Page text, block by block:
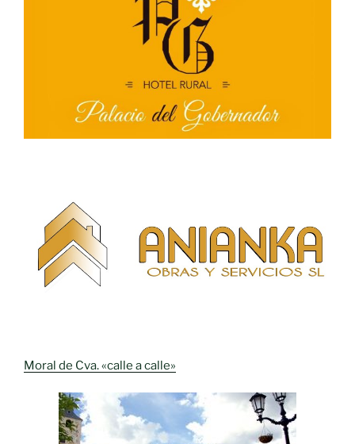
Moral de Cva. «calle a calle»